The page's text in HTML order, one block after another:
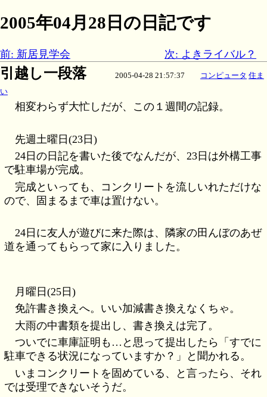
2005年04月28日の日記です
前: 新居見学会 次: よきライバル？
引越し一段落 2005-04-28 21:57:37 コンピュータ 住ま
い
相変わらず大忙しだが、この１週間の記録。
先週土曜日(23日)
24日の日記を書いた後でなんだが、23日は外構工事
で駐車場が完成。
完成といっても、コンクリートを流しいれただけな
ので、固まるまで車は置けない。
24日に友人が遊びに来た際は、隣家の田んぼのあぜ
道を通ってもらって家に入りました。
月曜日(25日)
免許書き換えへ。いい加減書き換えなくちゃ。
大雨の中書類を提出し、書き換えは完了。
ついでに車庫証明も…と思って提出したら「すでに
駐車できる状況になっていますか？」と聞かれる。
いまコンクリートを固めている、と言ったら、それ
では受理できないそうだ。